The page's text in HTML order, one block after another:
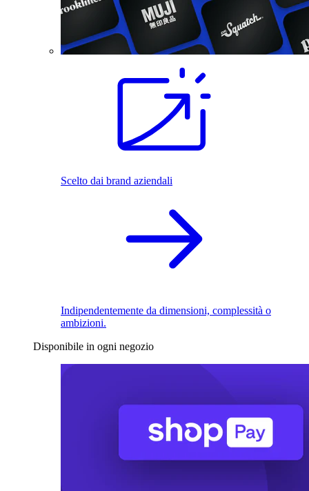
Scelto dai brand aziendali
Indipendentemente da dimensioni, complessità o
ambizioni.
Disponibile in ogni negozio